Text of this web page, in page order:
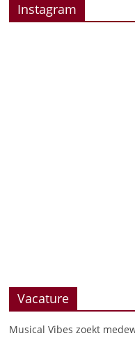
Instagram
Vacature
Musical Vibes zoekt